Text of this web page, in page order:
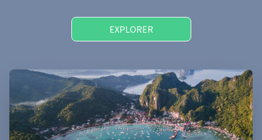
EXPLORER